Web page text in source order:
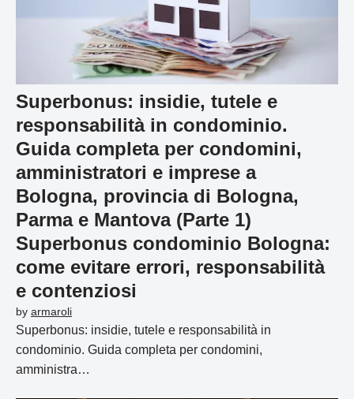
Superbonus: insidie, tutele e
responsabilità in condominio.
Guida completa per condomini,
amministratori e imprese a
Bologna, provincia di Bologna,
Parma e Mantova (Parte 1)
Superbonus condominio Bologna:
come evitare errori, responsabilità
e contenziosi
by armaroli
Superbonus: insidie, tutele e responsabilità in
condominio. Guida completa per condomini,
amministra…